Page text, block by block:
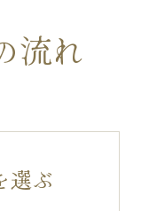
流れ
選ぶ